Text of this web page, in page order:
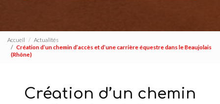
Accueil
Actualités
Création d’un chemin d’accès et d’une carrière équestre dans le Beaujolais
(Rhône)
Création d’un chemin